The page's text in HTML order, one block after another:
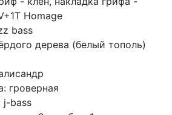
Homage
bass
дерева (белый тополь)
гроверная
j-bass